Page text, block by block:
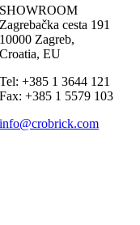
SHOWROOM
Zagrebačka cesta 191
10000 Zagreb,
Croatia, EU
Tel: +385 1 3644 121
Fax: +385 1 5579 103
info@crobrick.com